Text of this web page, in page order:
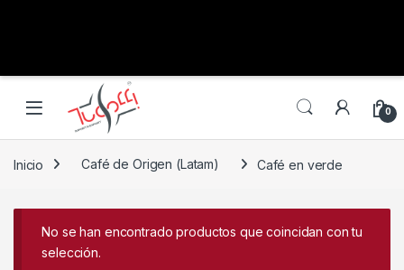
0
Inicio Café de Origen (Latam) Café en verde
No se han encontrado productos que coincidan con tu
selección.